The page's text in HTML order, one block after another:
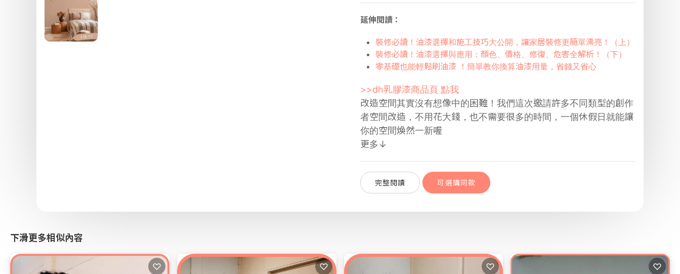
延伸閱讀：
裝修必讀！油漆選擇和施工技巧大公開，讓家居裝修更簡單漂亮！（上）
裝修必讀！油漆選擇與應用：顏色、價格、修復、危害全解析！（下）
零基礎也能輕鬆刷油漆 ！簡單教你換算油漆用量，省錢又省心
>>dh乳膠漆商品頁 點我
改造空間其實沒有想像中的困難！我們這次邀請許多不同類型的創作
者空間改造，不用花大錢，也不需要很多的時間，一個休假日就能讓
你的空間煥然一新喔
更多↓
完整閱讀 可選購同款
下滑更多相似內容
♡ ♡ ♡ ♡